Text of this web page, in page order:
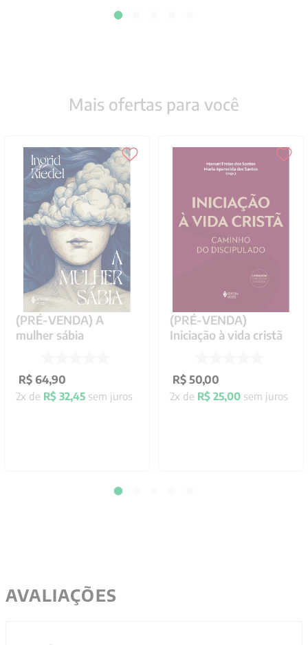
Mais ofertas para você
(PRÉ-VENDA) A
mulher sábia
R$ 64,90
2x de R$ 32,45 sem juros
(PRÉ-VENDA)
Iniciação à vida cristã
R$ 50,00
2x de R$ 25,00 sem juros
AVALIAÇÕES